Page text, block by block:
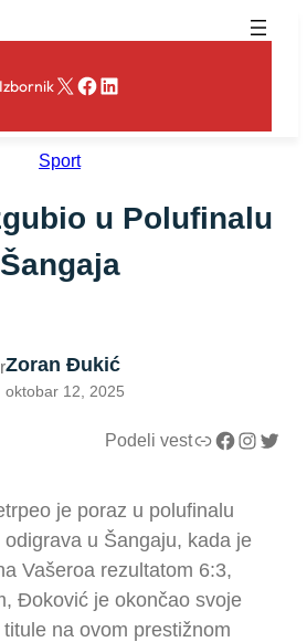
IzbornikX Facebook
LinkedIn
Sport
u Polufinalu
Šangaja
Zoran Đukić
oktobar 12, 2025
Podeli vestLink Facebook InstagramTwitter
je poraz u polufinalu
u Šangaju, kada je
Vašeroa rezultatom 6:3,
Đoković je okončao svoje
na ovom prestižnom